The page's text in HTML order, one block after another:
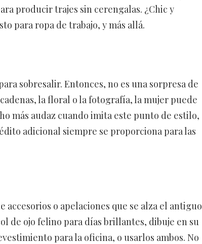
producir trajes sin cerengalas. ¿Chic y
para ropa de trabajo, y más allá.
sobresalir. Entonces, no es una sorpresa de
la floral o la fotografía, la mujer puede
más audaz cuando imita este punto de estilo,
adicional siempre se proporciona para las
o apelaciones que se alza el antiguo
de ojo felino para días brillantes, dibuje en su
para la oficina, o usarlos ambos. No